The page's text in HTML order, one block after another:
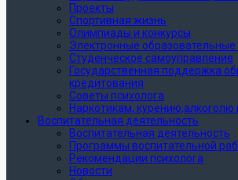
Проекты
Спортивная жизнь
Олимпиады и конкурсы
Электронные образовательные
Студенческое самоуправление
Государственная поддержка
кредитования
Советы психолога
Наркотикам, курению,алкоголю
Воспитательная деятельность
Воспитательная деятельность
Программы воспитательной
Рекомендации психолога
Новости